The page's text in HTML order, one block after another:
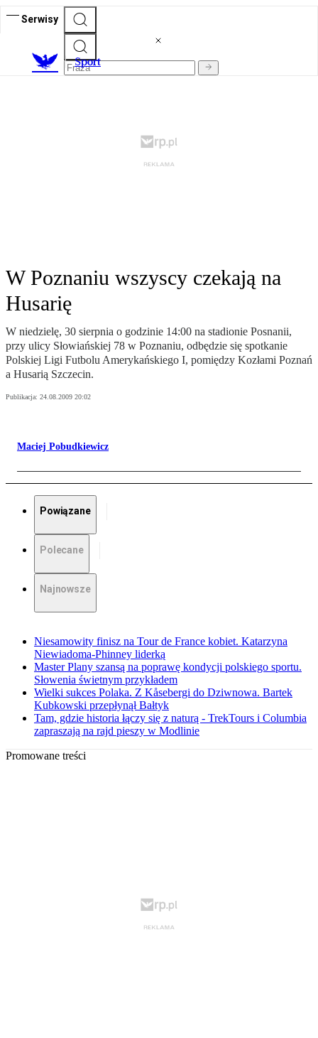
Serwisy
Sport
W Poznaniu wszyscy czekają na
Husarię
W niedzielę, 30 sierpnia o godzinie 14:00 na stadionie Posnanii,
przy ulicy Słowiańskiej 78 w Poznaniu, odbędzie się spotkanie
Polskiej Ligi Futbolu Amerykańskiego I, pomiędzy Kozłami Poznań
a Husarią Szczecin.
Publikacja: 24.08.2009 20:02
Maciej Pobudkiewicz
Powiązane
Polecane
Najnowsze
Niesamowity finisz na Tour de France kobiet. Katarzyna
Niewiadoma-Phinney liderką
Master Plany szansą na poprawę kondycji polskiego sportu.
Słowenia świetnym przykładem
Wielki sukces Polaka. Z Kåsebergi do Dziwnowa. Bartek
Kubkowski przepłynął Bałtyk
Tam, gdzie historia łączy się z naturą - TrekTours i Columbia
zapraszają na rajd pieszy w Modlinie
Promowane treści